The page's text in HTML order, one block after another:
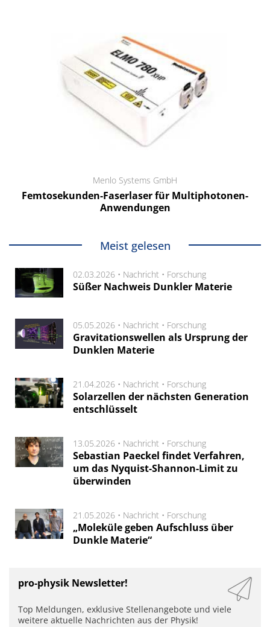
Menlo Systems GmbH
Femtosekunden-Faserlaser für Multiphotonen-
Anwendungen
Meist gelesen
02.03.2026 • Nachricht • Forschung
Süßer Nachweis Dunkler Materie
05.05.2026 • Nachricht • Forschung
Gravitationswellen als Ursprung der
Dunklen Materie
21.04.2026 • Nachricht • Forschung
Solarzellen der nächsten Generation
entschlüsselt
13.05.2026 • Nachricht • Forschung
Sebastian Paeckel findet Verfahren,
um das Nyquist-Shannon-Limit zu
überwinden
21.05.2026 • Nachricht • Forschung
„Moleküle geben Aufschluss über
Dunkle Materie“
pro-physik Newsletter!
Top Meldungen, exklusive Stellenangebote und viele
weitere aktuelle Nachrichten aus der Physik!